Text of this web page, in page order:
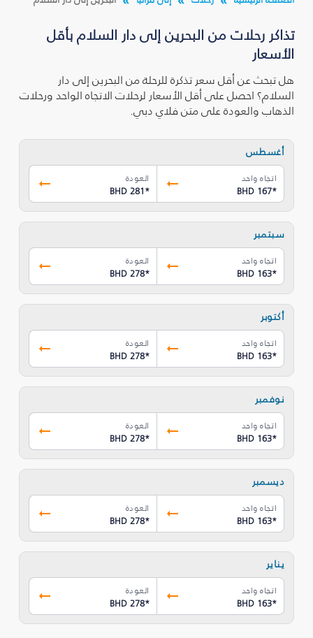
تذاكر رحلات من البحرين إلى دار السلام بأقل
الأسعار
هل تبحث عن أقل سعر تذكرة للرحلة من البحرين إلى دار
السلام؟ احصل على أقل الأسعار لرحلات الاتجاه الواحد ورحلات
الذهاب والعودة على متن فلاي دبي.
أغسطس
اتجاه واحد
BHD 167*
العودة
BHD 281*
سبتمبر
اتجاه واحد
BHD 163*
العودة
BHD 278*
أكتوبر
اتجاه واحد
BHD 163*
العودة
BHD 278*
نوفمبر
اتجاه واحد
BHD 163*
العودة
BHD 278*
ديسمبر
اتجاه واحد
BHD 163*
العودة
BHD 278*
يناير
اتجاه واحد
BHD 163*
العودة
BHD 278*